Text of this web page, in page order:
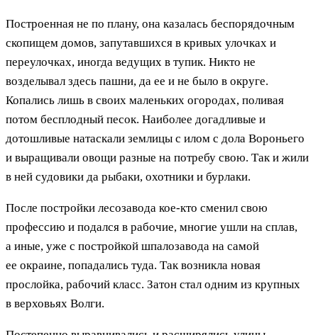
Построенная не по плану, она казалась беспорядочным
скопищем домов, запутавшихся в кривых улочках и
переулочках, иногда ведущих в тупик. Никто не
возделывал здесь пашни, да ее и не было в округе.
Копались лишь в своих маленьких огородах, поливая
потом бесплодный песок. Наиболее догадливые и
дотошливые натаскали землицы с илом с дола Вороньего
и выращивали овощи разные на потребу свою. Так и жили
в ней судовики да рыбаки, охотники и бурлаки.
После постройки лесозавода кое-кто сменил свою
профессию и подался в рабочие, многие ушли на сплав,
а иные, уже с постройкой шпалозавода на самой
ее окраине, попадались туда. Так возникла новая
прослойка, рабочий класс. Затон стал одним из крупных
в верховьях Волги.